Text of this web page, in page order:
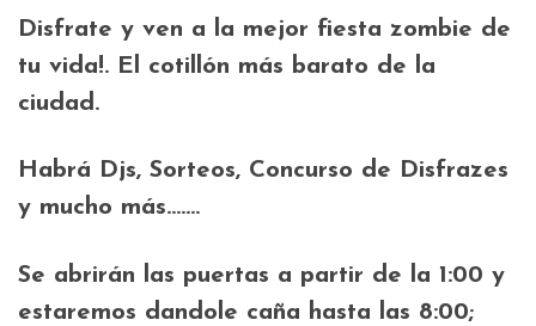
Disfrate y ven a la mejor fiesta zombie de
tu vida!. El cotillón más barato de la
ciudad.
Habrá Djs, Sorteos, Concurso de Disfrazes
y mucho más…….
Se abrirán las puertas a partir de la 1:00 y
estaremos dandole caña hasta las 8:00;